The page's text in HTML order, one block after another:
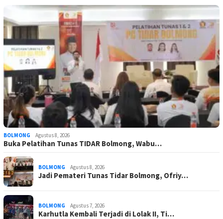
BOLMONG Agustus 8, 2026
Buka Pelatihan Tunas TIDAR Bolmong, Wabu…
BOLMONG Agustus 8, 2026
Jadi Pemateri Tunas Tidar Bolmong, Ofriy…
BOLMONG Agustus 7, 2026
Karhutla Kembali Terjadi di Lolak II, Ti…